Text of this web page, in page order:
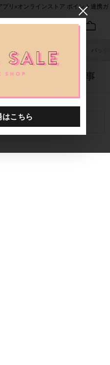
リ×オンラインストア ポイント連携ガ
40th限定 バッグ
」に関する記事
ワード